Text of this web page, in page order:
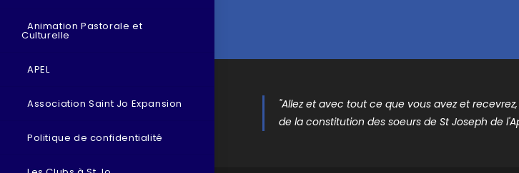
Animation Pastorale et
Culturelle
APEL
Association Saint Jo Expansion
Politique de confidentialité
"Allez et avec tout ce que vous avez et
de la constitution des soeurs de St Joseph de